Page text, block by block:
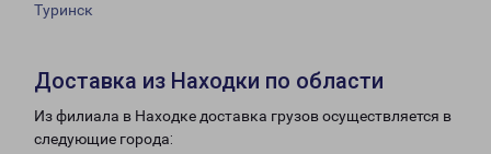
Туринск
Доставка из Находки по области
Из филиала в Находке доставка грузов осуществляется в
следующие города: